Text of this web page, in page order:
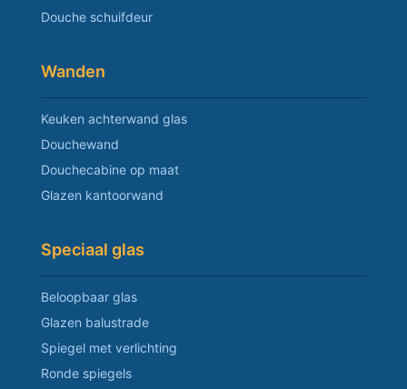
Douche schuifdeur
Wanden
Keuken achterwand glas
Douchewand
Douchecabine op maat
Glazen kantoorwand
Speciaal glas
Beloopbaar glas
Glazen balustrade
Spiegel met verlichting
Ronde spiegels